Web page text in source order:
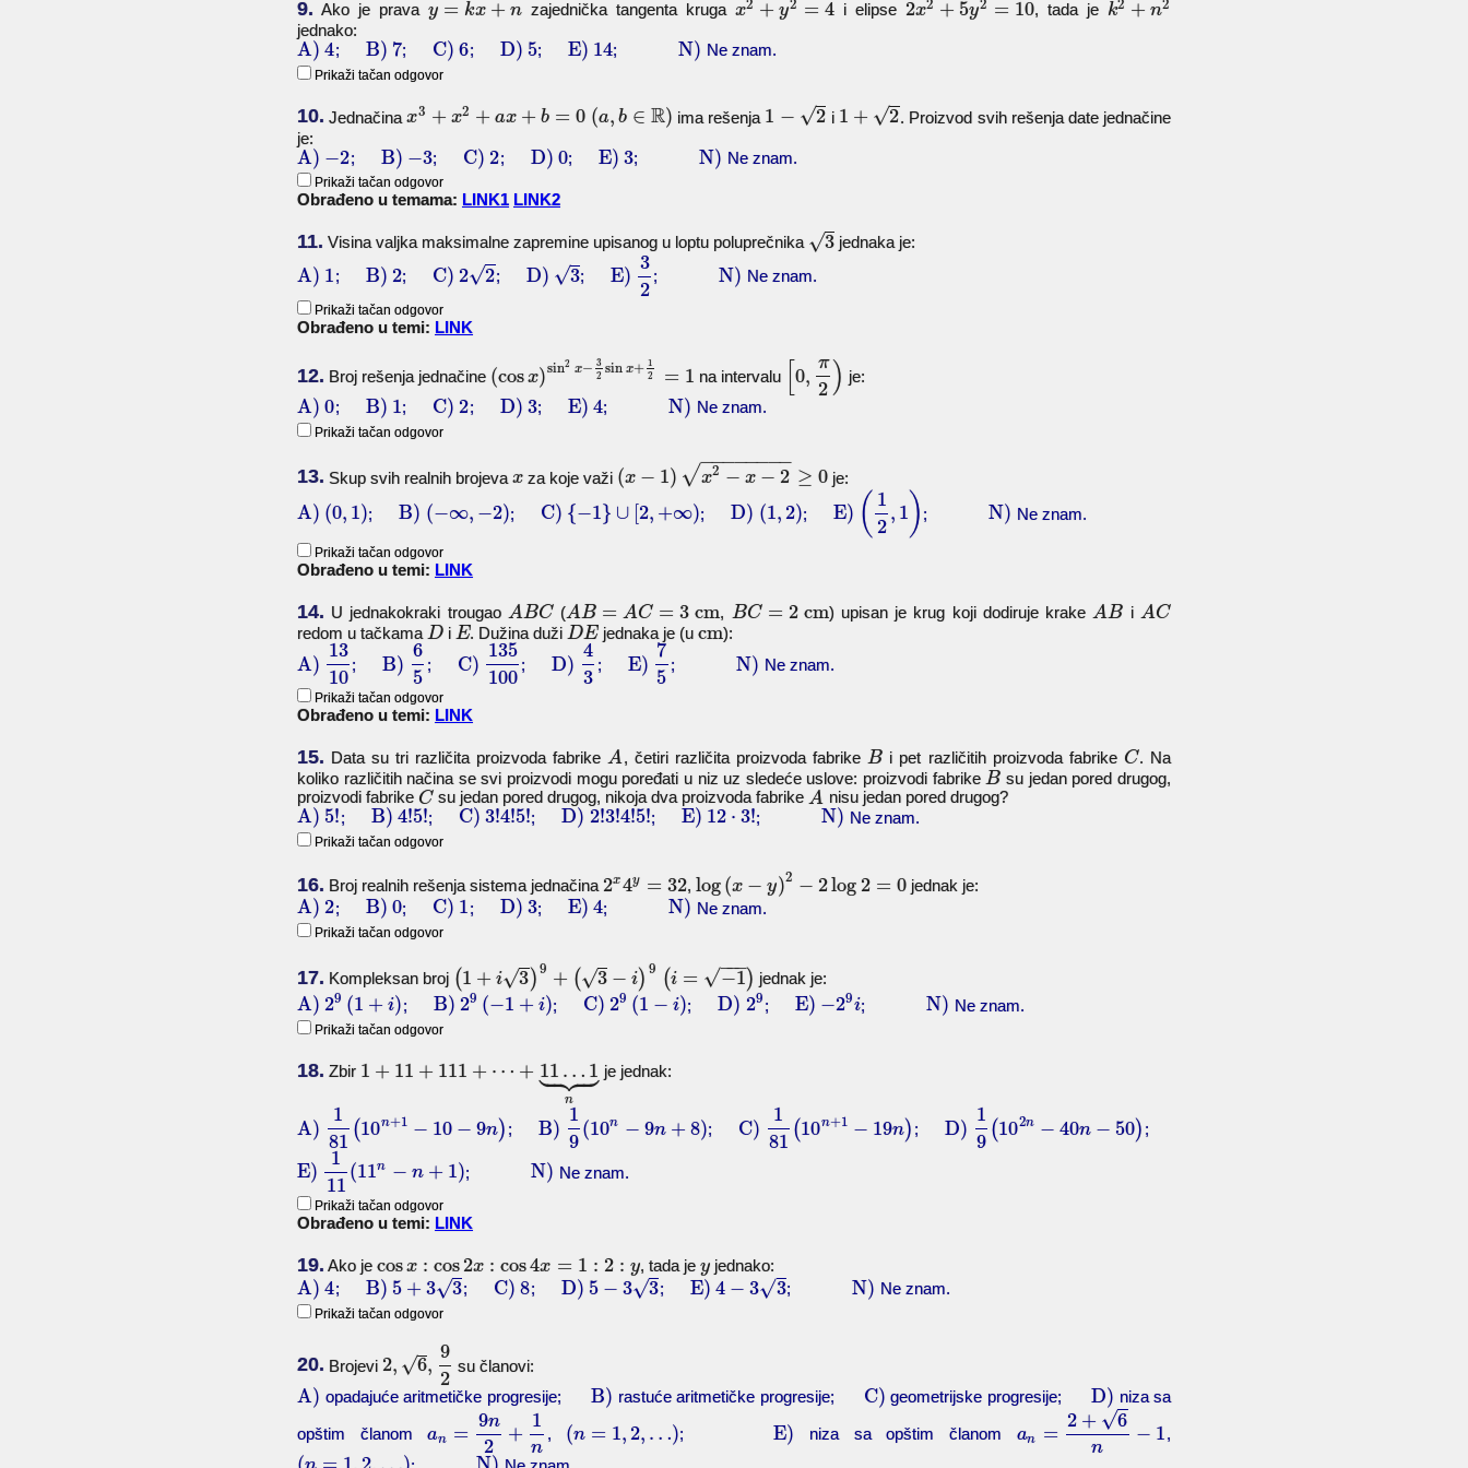
9. Ako je prava y = kx + nzajednička tangenta kruga x2 + y2 = 4i elipse 2x2 + 5y2 = 10, tada je k2 + n2
jednako:
A) 4; B) 7; C) 6; D) 5; E) 14; N) Ne znam.
Prikaži tačan odgovor
10. Jednačinax3 + x2 + ax + b = 0 (a, b ∈ R) ima rešenja 1 − 2
√ i 1 + 2
√
. Proizvod svih rešenja date jednačine
je:
A) −2; B) −3; C) 2; D) 0; E) 3; N) Ne znam.
Prikaži tačan odgovor
Obrađeno u temama: LINK1 LINK2
11. Visina valjka maksimalne zapremine upisanog u loptu poluprečnika 3
√ jednaka je:
A) 1; B) 2; C) 2 2
√ ; D) 3
√ ; E)
3
2
; N) Ne znam.
Prikaži tačan odgovor
Obrađeno u temi: LINK
12. Broj rešenja jednačine (cosx)sin2 x− 3
2 sin x+ 1
2
= 1 na intervalu [0,
π
2 ) je:
A) 0; B) 1; C) 2; D) 3; E) 4; N) Ne znam.
Prikaži tačan odgovor
13. Skup svih realnih brojeva x za koje važi (x − 1) x2 − x − 2
− −
−−−−−−
√ ≥ 0 je:
A) (0, 1); B) (−∞, −2); C) {−1} ∪ [2, +∞); D) (1,2); E) ( 1
2
, 1 ) ; N) Ne znam.
Prikaži tačan odgovor
Obrađeno u temi: LINK
14. U jednakokraki trougao ABC (AB = AC = 3 cm, BC = 2cm) upisan je krug koji dodiruje krake AB i AC
redom u tačkama D i E. Dužina duži DEjednaka je (u cm):
A)
13
10
; B)
6
5
; C)
135
100
; D)
4
3
; E)
7
5
; N) Ne znam.
Prikaži tačan odgovor
Obrađeno u temi: LINK
15. Data su tri različita proizvoda fabrikeA, četiri različita proizvoda fabrikeB i pet različitih proizvoda fabrike C. Na
koliko različitih načina se svi proizvodi mogu poređati u niz uz sledeće uslove: proizvodi fabrikeB su jedan pored drugog,
proizvodi fabrike C su jedan pored drugog, nikoja dva proizvoda fabrike A nisu jedan pored drugog?
A) 5!; B) 4!5!; C) 3!4!5!; D) 2!3!4!5!; E) 12 ⋅ 3!; N) Ne znam.
Prikaži tačan odgovor
16. Broj realnih rešenja sistema jednačina 2x4y = 32, log(x − y)2 − 2log2 = 0jednak je:
A) 2; B) 0; C) 1; D) 3; E) 4;N) Ne znam.
Prikaži tačan odgovor
17. Kompleksan broj (1 + i 3
√ )9 + ( 3
√ − i) 9 (i = −1
−−
−
√ ) jednak je:
A) 29 (1 + i); B) 29 (−1 + i); C) 29 (1 − i);D) 29; E) −29i;N) Ne znam.
Prikaži tačan odgovor
18. Zbir 1 + 11 + 111 + ⋯ + 11 … 1
 

 
n
je jednak:
A)
1
81
(10n+1 − 10 − 9n) ; B)
1
9
(10n − 9n + 8); C)
1
81
(10n+1 − 19n) ; D)
1
9
(102n − 40n − 50) ;
E)
1
11
(11n − n + 1); N) Ne znam.
Prikaži tačan odgovor
Obrađeno u temi: LINK
19. Ako je cosx : cos2x : cos4x = 1 : 2 : y, tada jey jednako:
A) 4; B) 5 + 3 3
√ ; C) 8; D) 5 − 3 3
√ ; E) 4 − 3 3
√ ; N) Ne znam.
Prikaži tačan odgovor
20. Brojevi 2, 6
√ ,
9
2
su članovi:
A) opadajuće aritmetičke progresije; B) rastuće aritmetičke progresije; C) geometrijske progresije; D) niza sa
opštim članoman =
9n
2
+
1
n
, (n = 1, 2, …); E) niza sa opštim članom an =
2 + 6
√
n
− 1,